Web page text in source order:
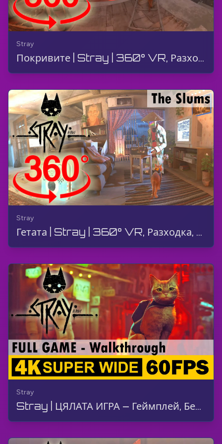
Stray
Покривите | Stray | 360° VR, Разходка, Геймплей, Без Коментар, 4K
Stray
Гетата | Stray | 360° VR, Разходка, Геймплей, Без Коментар, 4K
Stray
Stray | ЦЯЛАТА ИГРА – Геймплей, Без Коментар, 4K, 60 FPS